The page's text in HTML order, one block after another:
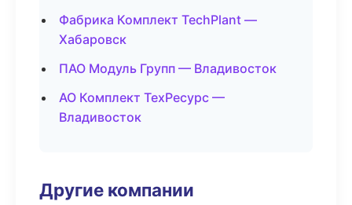
Фабрика Комплект TechPlant —
Хабаровск
ПАО Модуль Групп — Владивосток
АО Комплект ТехРесурс —
Владивосток
Другие компании